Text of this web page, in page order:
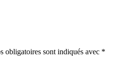
obligatoires sont indiqués avec *